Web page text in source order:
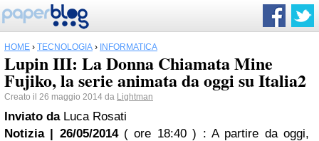
HOME › TECNOLOGIA › INFORMATICA
Lupin III: La Donna Chiamata Mine
Fujiko, la serie animata da oggi su Italia2
Creato il 26 maggio 2014 da Lightman
Inviato da Luca Rosati
Notizia | 26/05/2014 ( ore 18:40 ) : A partire da oggi,